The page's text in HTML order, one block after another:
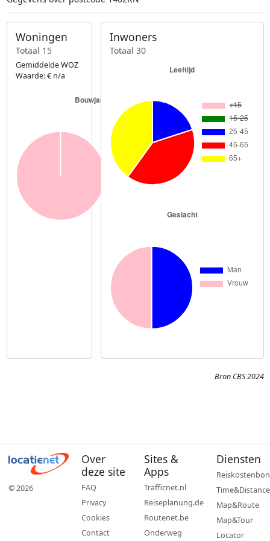
Woningen
Totaal 15
Gemiddelde WOZ
Waarde: € n/a
Inwoners
Totaal 30
Bron CBS 2024
© 2026
Over
deze site
FAQ
Privacy
Cookies
Contact
Sites &
Apps
Trafficnet.nl
Reiseplanung.de
Routenet.be
Onderweg
Diensten
Reiskostenbon
Time&Distance
Map&Route
Map&Tour
Locator